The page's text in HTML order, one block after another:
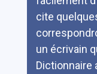
cite
un écrivain
Dictionnaire